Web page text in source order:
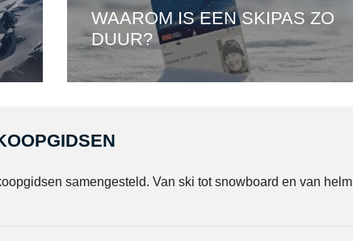
WAAROM IS EEN SKIPAS ZO
DUUR?
samengesteld. Van ski tot snowboard en van helm